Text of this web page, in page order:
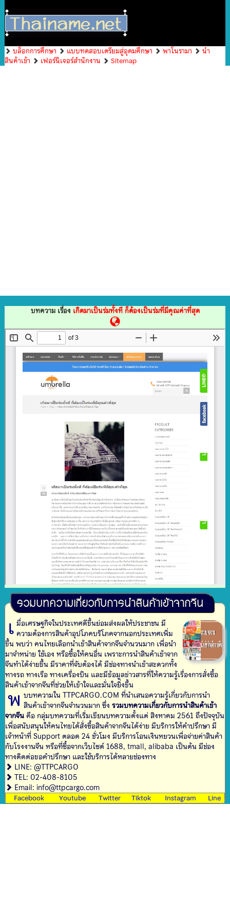
บล็อกการศึกษา แบบทดสอบเตรียมสู่อุดมศึกษา พาโนรามา
นำ
สินค้าเข้า
เฟอร์นิเจอร์สำนักงาน Sitemap
บทความ เรื่อง เกิดมาเป็นร่มทั้งที ก็ต้องเป็นร่มที่มีคุณค่าที่สุด
รวมบทความเกี่ยวกับการนำสินค้าเข้าจากจีน
เ มื่อเศรษฐกิจในประเทศดีขึ้นย่อมส่งผลให้ประชาชน มี
ความต้องการสินค้าอุปโภคบริโภคจากนอกประเทศเพิ่ม
ขึ้น พบว่า คนไทยเลือกนำเข้าสินค้าจากจีนจำนวนมาก เพื่อนำ
มาจำหน่าย ใช้เอง หรือซื้อให้คนอื่น เพราะการนำสินค้าเข้าจาก
จีนทำได้ง่ายขึ้น มีราคาที่จับต้องได้ มีช่องทางนำเข้าสะดวกทั้ง
ทางรถ ทางเรือ ทางเครื่องบิน และมีข้อมูลข่าวสารที่ให้ความรู้เรื่องการสั่งซื้อ
สินค้าเข้าจากจีนที่ช่วยให้เข้าใจและมั่นใจยิ่งขึ้น
พ บบทความใน TTPCARGO.COM ที่นำเสนอความรู้เกี่ยวกับการนำ
สินค้าเข้าจากจีนจำนวนมาก ซึ่ง รวมบทความเกี่ยวกับการนำสินค้าเข้า
จากจีนคือ กลุ่มบทความที่เริ่มเขียนบทความตั้งแต่ สิงหาคม 2561 ถึงปัจจุบัน
เพื่อสนับสนุนให้คนไทยได้สั่งซื้อสินค้าจากจีนได้ง่าย มีบริการให้คำปรึกษา มี
เจ้าหน้าที่ Support ตลอด 24 ชั่วโมง มีบริการโอนเงินหยวนเพื่อจ่ายค่าสินค้า
กับโรงงานจีน หรือที่ซื้อจากเว็บไซต์ 1688, tmall, alibaba เป็นต้น มีช่อง
ทางติดต่อขอคำปรึกษา และใช้บริการได้หลายช่องทาง
LINE: @TTPCARGO
TEL: 02-408-8105
Email: info@ttpcargo.com
Facebook
Youtube Twitter Tiktok Instagram Line